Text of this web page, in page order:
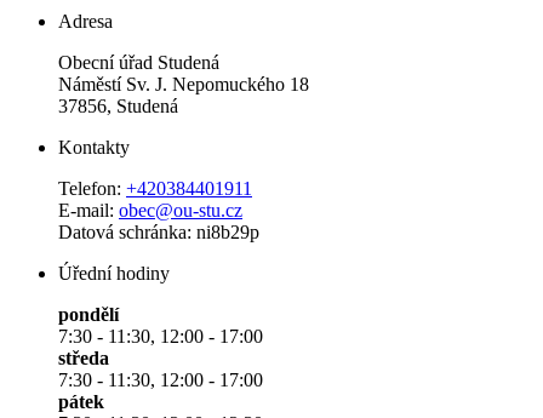
Adresa
Obecní úřad Studená
Náměstí Sv. J. Nepomuckého 18
37856, Studená
Kontakty
Telefon: +420384401911
E-mail: obec@ou-stu.cz
Datová schránka: ni8b29p
Úřední hodiny
pondělí
7:30 - 11:30, 12:00 - 17:00
středa
7:30 - 11:30, 12:00 - 17:00
pátek